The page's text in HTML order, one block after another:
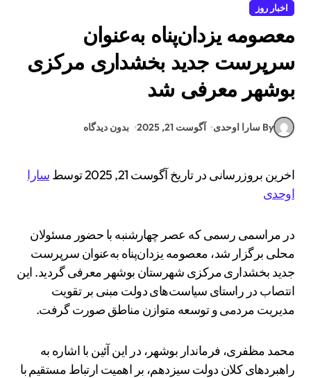
اخبار روز
معصومه یزدان‌پناه به‌عنوان
سرپرست جدید بخشداری مرکزی
بوشهر معرفی شد
By سارا اوحدی آگوست 21, 2025 بدون دیدگاه
اخرین بروزرسانی در تاریخ آگوست 21, 2025 توسط
سارا
اوحدی
در مراسمی رسمی که عصر چهارشنبه با حضور مسئولان
محلی برگزار شد، معصومه یزدان‌پناه به‌عنوان سرپرست
جدید بخشداری مرکزی شهرستان بوشهر معرفی گردید. این
انتصاب در راستای سیاست‌های دولت مبنی بر تقویت
مدیریت مردمی و توسعه متوازن مناطق صورت گرفت.
محمد مظفری، فرماندار بوشهر، در این آئین با اشاره به
راهبردهای کلان دولت سیزدهم، بر اهمیت ارتباط مستقیم با